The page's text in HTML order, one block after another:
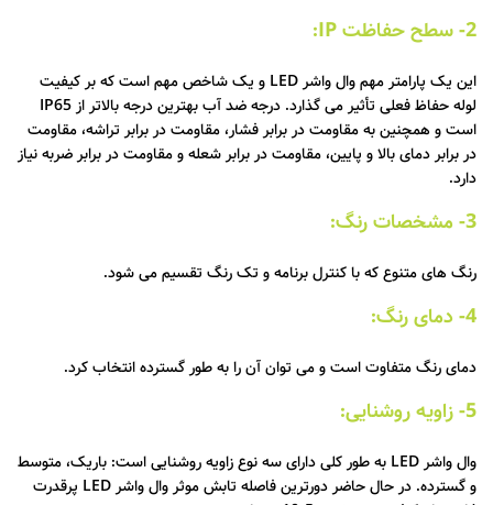
2- سطح حفاظت IP:
این یک پارامتر مهم وال واشر LED و یک شاخص مهم است که بر کیفیت
لوله حفاظ فعلی تأثیر می گذارد. درجه ضد آب بهترین درجه بالاتر از IP65
است و همچنین به مقاومت در برابر فشار، مقاومت در برابر تراشه، مقاومت
در برابر دمای بالا و پایین، مقاومت در برابر شعله و مقاومت در برابر ضربه نیاز
دارد.
3- مشخصات رنگ:
رنگ های متنوع که با کنترل برنامه و تک رنگ تقسیم می شود.
4- دمای رنگ:
دمای رنگ متفاوت است و می توان آن را به طور گسترده انتخاب کرد.
5- زاویه روشنایی:
وال واشر LED به طور کلی دارای سه نوع زاویه روشنایی است: باریک، متوسط
و گسترده. در حال حاضر دورترین فاصله تابش موثر وال واشر LED پرقدرت